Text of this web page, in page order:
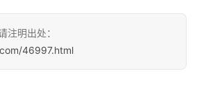
注明出处：
46997.html